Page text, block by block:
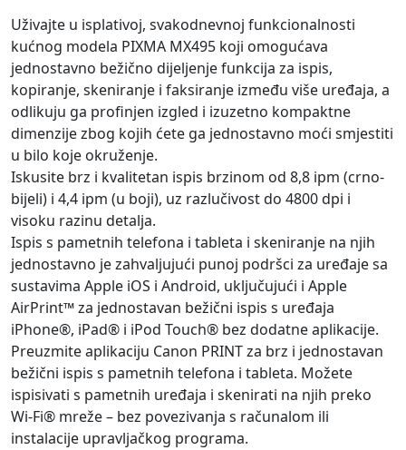
Uživajte u isplativoj, svakodnevnoj funkcionalnosti
kućnog modela PIXMA MX495 koji omogućava
jednostavno bežično dijeljenje funkcija za ispis,
kopiranje, skeniranje i faksiranje između više uređaja, a
odlikuju ga profinjen izgled i izuzetno kompaktne
dimenzije zbog kojih ćete ga jednostavno moći smjestiti
u bilo koje okruženje.
Iskusite brz i kvalitetan ispis brzinom od 8,8 ipm (crno-
bijeli) i 4,4 ipm (u boji), uz razlučivost do 4800 dpi i
visoku razinu detalja.
Ispis s pametnih telefona i tableta i skeniranje na njih
jednostavno je zahvaljujući punoj podršci za uređaje sa
sustavima Apple iOS i Android, uključujući i Apple
AirPrint™ za jednostavan bežični ispis s uređaja
iPhone®, iPad® i iPod Touch® bez dodatne aplikacije.
Preuzmite aplikaciju Canon PRINT za brz i jednostavan
bežični ispis s pametnih telefona i tableta. Možete
ispisivati s pametnih uređaja i skenirati na njih preko
Wi-Fi® mreže – bez povezivanja s računalom ili
instalacije upravljačkog programa.